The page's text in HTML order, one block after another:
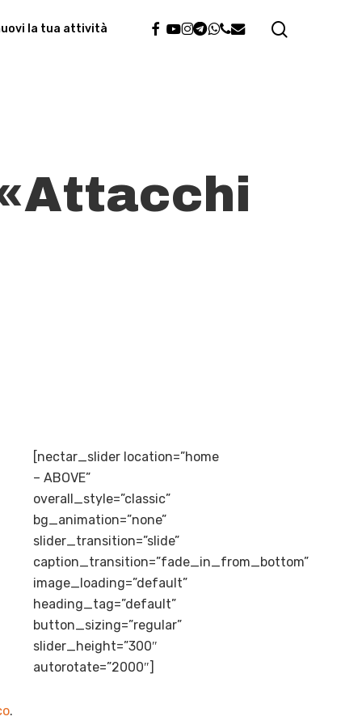
la tua attività facebook
youtube
instagram
telegram
whatsapp
phone
email
.
[nectar_slider location=”home
– ABOVE”
overall_style=”classic”
bg_animation=”none”
slider_transition=”slide”
caption_transition=”fade_in_from_bottom”
image_loading=”default”
heading_tag=”default”
button_sizing=”regular”
slider_height=”300″
autorotate=”2000″]